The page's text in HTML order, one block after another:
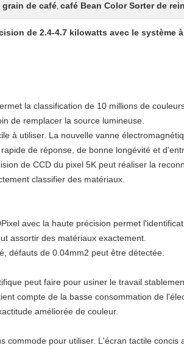
de café, café Bean Color Sorter de rein
de 2.4-4.7 kilowatts avec le système
la classification de 10 millions de
de remplacer la source lumineuse.
à utiliser. La nouvelle vanne
de réponse, de bonne longévité et
de CCD du pixel 5K peut réaliser la
classifier des matériaux.
avec la haute précision permet
assortir des matériaux exactement.
défauts de 0.04mm2 peut être détectée.
peut faire pour usiner le travail
compte de la basse consommation de
améliorée de couleur.
commode pour utiliser. L'écran tactile concis